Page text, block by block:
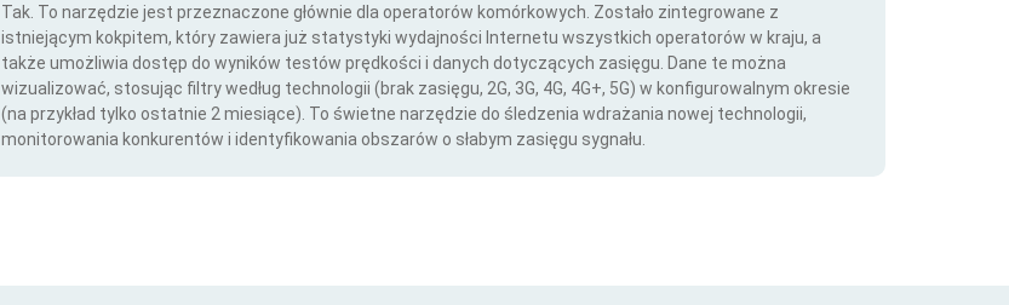
Tak. To narzędzie jest przeznaczone głównie dla operatorów komórkowych. Zostało zintegrowane z
istniejącym kokpitem, który zawiera już statystyki wydajności Internetu wszystkich operatorów w kraju, a
także umożliwia dostęp do wyników testów prędkości i danych dotyczących zasięgu. Dane te można
wizualizować, stosując filtry według technologii (brak zasięgu, 2G, 3G, 4G, 4G+, 5G) w konfigurowalnym okresie
(na przykład tylko ostatnie 2 miesiące). To świetne narzędzie do śledzenia wdrażania nowej technologii,
monitorowania konkurentów i identyfikowania obszarów o słabym zasięgu sygnału.